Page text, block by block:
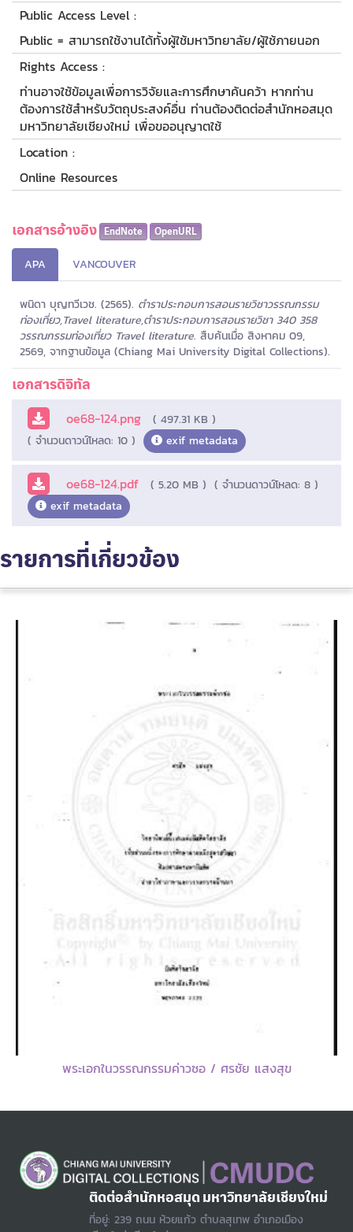
Public Access Level :
Public = สามารถใช้งานได้ทั้งผู้ใช้มหาวิทยาลัย/ผู้ใช้ภายนอก
Rights Access :
ท่านอาจใช้ข้อมูลเพื่อการวิจัยและการศึกษาค้นคว้า หากท่าน
ต้องการใช้สำหรับวัตถุประสงค์อื่น ท่านต้องติดต่อสำนักหอสมุด
มหาวิทยาลัยเชียงใหม่ เพื่อขออนุญาตใช้
Location :
Online Resources
เอกสารอ้างอิง EndNote OpenURL
APA VANCOUVER
พนิดา บุญทวีเวช. (2565). ตำราประกอบการสอนรายวิชาวรรณกรรม
ท่องเที่ยว,Travel literature,ตำราประกอบการสอนรายวิชา 340 358
วรรณกรรมท่องเที่ยว Travel literature. สืบค้นเมื่อ สิงหาคม 09,
2569, จากฐานข้อมูล (Chiang Mai University Digital Collections).
เอกสารดิจิทัล
oe68-124.png
( 497.31 KB )
( จำนวนดาวน์โหลด: 10 )
exif metadata
oe68-124.pdf ( 5.20 MB ) ( จำนวนดาวน์โหลด: 8 )
exif metadata
รายการที่เกี่ยวข้อง
พระเอกในวรรณกรรมค่าวซอ / ศรชัย แสงสุข
ติดต่อสำนักหอสมุด มหาวิทยาลัยเชียงใหม่
ที่อยู่: 239 ถนน ห้วยแก้ว ตำบลสุเทพ อำเภอเมือง